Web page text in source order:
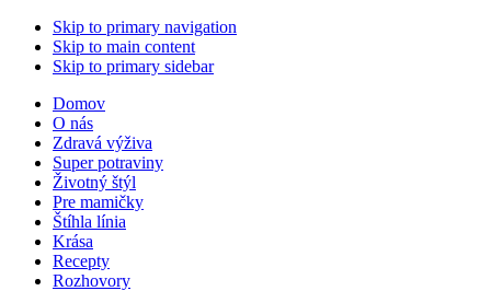
Skip to primary navigation
Skip to main content
Skip to primary sidebar
Domov
O nás
Zdravá výživa
Super potraviny
Životný štýl
Pre mamičky
Štíhla línia
Krása
Recepty
Rozhovory